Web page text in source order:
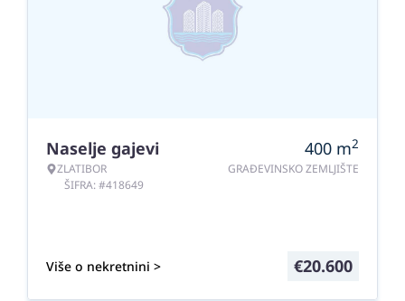
Naselje gajevi
ZLATIBOR
ŠIFRA: #418649
400 m2
GRAĐEVINSKO ZEMLJIŠTE
Više o nekretnini > €20.600